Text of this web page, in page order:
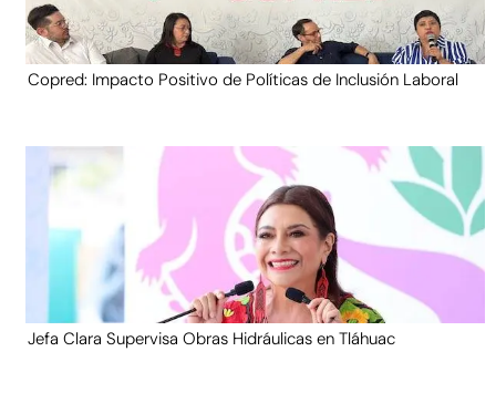
Copred: Impacto Positivo de Políticas de Inclusión Laboral
Jefa Clara Supervisa Obras Hidráulicas en Tláhuac